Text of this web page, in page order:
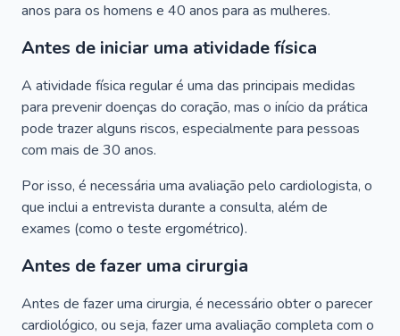
anos para os homens e 40 anos para as mulheres.
Antes de iniciar uma atividade física
A atividade física regular é uma das principais medidas
para prevenir doenças do coração, mas o início da prática
pode trazer alguns riscos, especialmente para pessoas
com mais de 30 anos.
Por isso, é necessária uma avaliação pelo cardiologista, o
que inclui a entrevista durante a consulta, além de
exames (como o teste ergométrico).
Antes de fazer uma cirurgia
Antes de fazer uma cirurgia, é necessário obter o parecer
cardiológico, ou seja, fazer uma avaliação completa com o